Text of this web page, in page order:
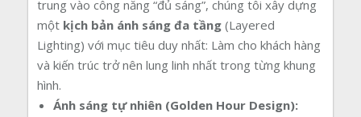
trung vào công năng “đủ sáng”, chúng tôi xây dựng
một kịch bản ánh sáng đa tầng (Layered
Lighting) với mục tiêu duy nhất: Làm cho khách hàng
và kiến trúc trở nên lung linh nhất trong từng khung
hình.
Ánh sáng tự nhiên (Golden Hour Design):